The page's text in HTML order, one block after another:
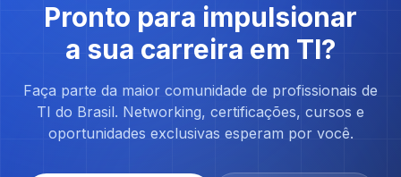
Pronto para impulsionar
a sua carreira em TI?
Faça parte da maior comunidade de profissionais de
TI do Brasil. Networking, certificações, cursos e
oportunidades exclusivas esperam por você.